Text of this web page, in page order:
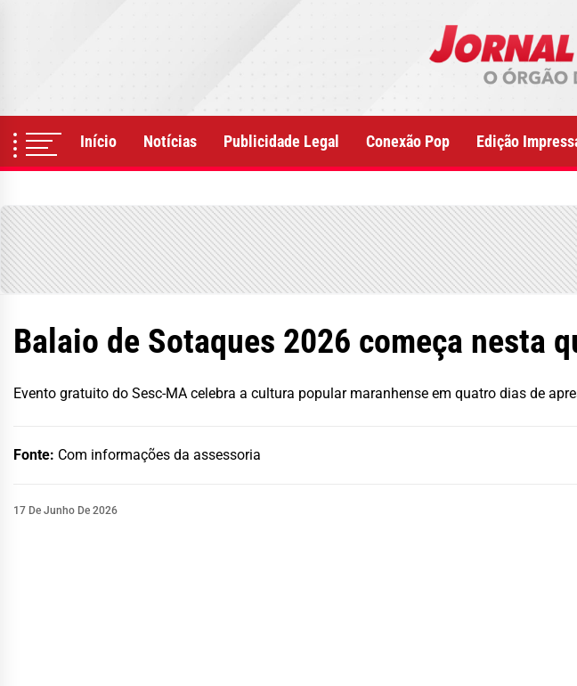
Início Notícias Publicidade Legal Conexão Pop Edição
Balaio de Sotaques 2026 começa nesta
Evento gratuito do Sesc-MA celebra a cultura popular maranhense em quatro dias de
Fonte: Com informações da assessoria
17 De Junho De 2026